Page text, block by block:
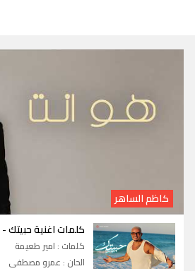
كاظم الساهر
كلمات اغنية حبيتك-
كلمات : امير طعيمة
الحان : عمرو مصطفى